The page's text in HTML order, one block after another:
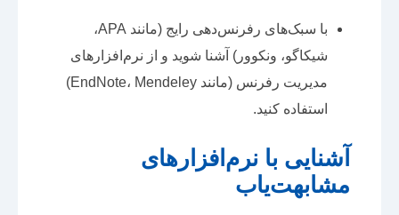
با سبک‌های رفرنس‌دهی رایج (مانند APA،
شیکاگو، ونکوور) آشنا شوید و از نرم‌افزارهای
مدیریت رفرنس (مانند EndNote، Mendeley)
استفاده کنید.
آشنایی با نرم‌افزارهای
مشابهت‌یاب